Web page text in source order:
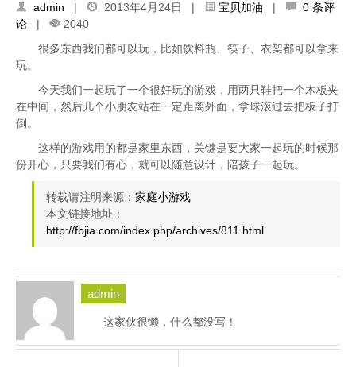
admin | 2013年4月24日 | 宝贝加油 |
0 条评
论 |
2040
很多东西我们都可以玩，比如饮料瓶、筷子、衣架都可以拿来
玩。
今天我们一起玩了一个很好玩的游戏，用两只鞋把一个木板夹
在中间，然后几个小朋友站在一定距离外面，拿球滚过去把板子打
倒。
这样的游戏用的都是家里东西，关键是要大家一起玩的时候那
份开心，只要我们有心，就可以随意设计，陪孩子一起玩。
转载请注明来源： 家庭小游戏
本文链接地址：
http://fbjia.com/index.php/archives/811.html
admin
这家伙很懒，什么都没写！